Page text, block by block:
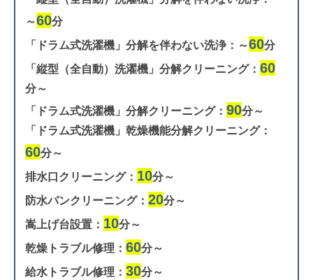
～60分
「ドラム式洗濯機」分解を伴わない洗浄：～60分
「縦型（全自動）洗濯機」分解クリーニング： 60
分～
「ドラム式洗濯機」分解クリーニング： 90分～
「ドラム式洗濯機」乾燥機能分解クリーニング：
60分～
排水口クリーニング： 10分～
防水パンクリーニング： 20分～
嵩上げ台設置： 10分～
乾燥トラブル修理： 60分～
給水トラブル修理： 30分～